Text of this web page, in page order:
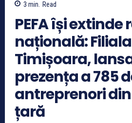
3 min. Read
PEFA își extinde
națională: Filiala
Timișoara,
prezența a 785
antreprenori
țară